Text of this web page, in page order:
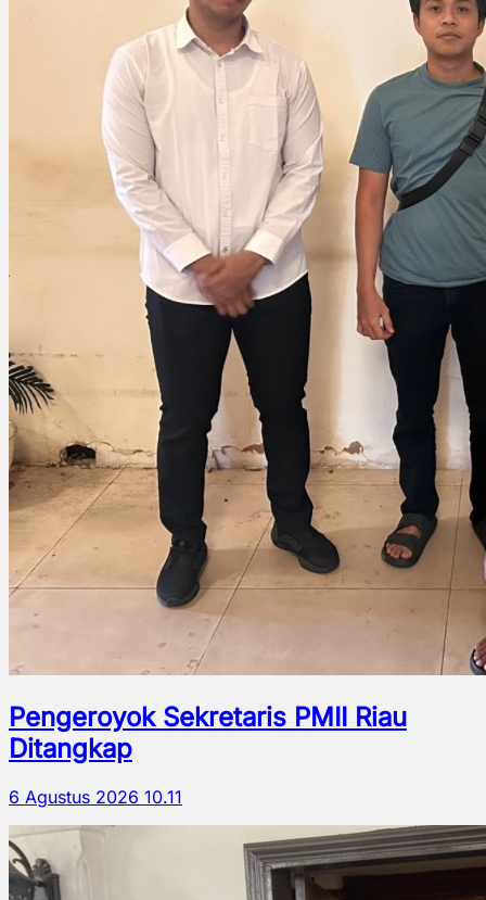
Pengeroyok Sekretaris PMII Riau
Ditangkap
6 Agustus 2026 10.11